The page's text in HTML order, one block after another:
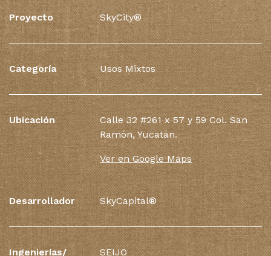
Proyecto SkyCity®
Categoría Usos Mixtos
Ubicación
Calle 32 #261 x 57 y 59 Col. San
Ramón, Yucatán.
Ver en Google Maps
Desarrollador SkyCapital®
Ingenierí­as/ SEIJO